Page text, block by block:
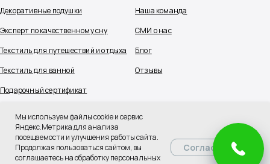
Мы используем файлы cookie и сервис
Яндекс.Метрика для анализа
посещаемости и улучшения работы сайта.
Продолжая пользоваться сайтом, вы
соглашаетесь на обработку персональных
Согласиться
Декоративные подушки
Эксперт по качественному сну
Текстиль для путешествий и отдыха
Текстиль для ванной
Подарочный сертификат
Наша команда
СМИ о нас
Блог
Отзывы